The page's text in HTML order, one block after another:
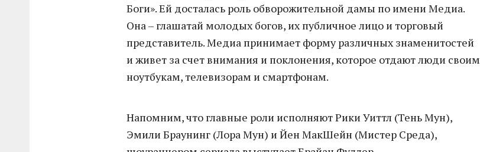
Боги». Ей досталась роль обворожительной дамы по имени Медиа.
Она – глашатай молодых богов, их публичное лицо и торговый
представитель. Медиа принимает форму различных знаменитостей
и живет за счет внимания и поклонения, которое отдают люди своим
ноутбукам, телевизорам и смартфонам.
Напомним, что главные роли исполняют Рики Уиттл (Тень Мун),
Эмили Браунинг (Лора Мун) и Йен МакШейн (Мистер Среда),